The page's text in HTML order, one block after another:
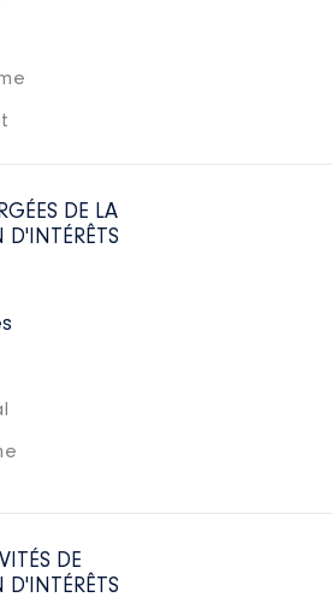
DE LA
D'INTÉRÊTS
DE
D'INTÉRÊTS